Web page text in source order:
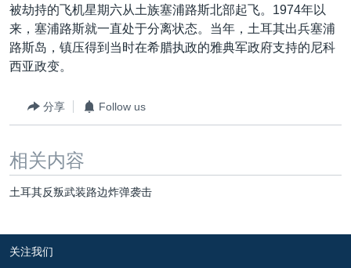
全球议题
环境
美国建国250周年
埃博拉疫情
美国之音专访
关注西藏
GEN Z 看美国
关注我们
其他语言网站
被劫持的飞机星期六从土族塞浦路斯北部起飞。1974年以
来，塞浦路斯就一直处于分离状态。当年，土耳其出兵塞浦
路斯岛，镇压得到当时在希腊执政的雅典军政府支持的尼科
西亚政变。
分享 Follow us
相关内容
土耳其反叛武装路边炸弹袭击
关注我们